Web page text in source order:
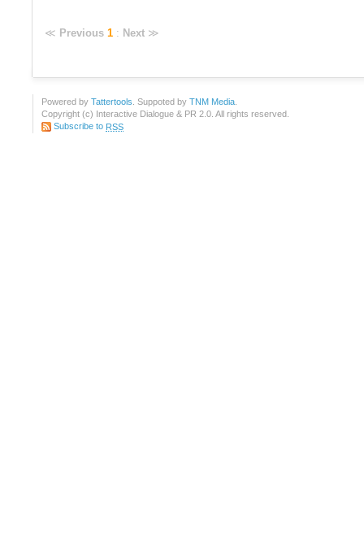
≪ Previous 1 : Next ≫
Powered by Tattertools . Suppoted by TNM Media
Copyright (c) Interactive Dialogue & PR 2.0. All rights reserved.
Subscribe to RSS